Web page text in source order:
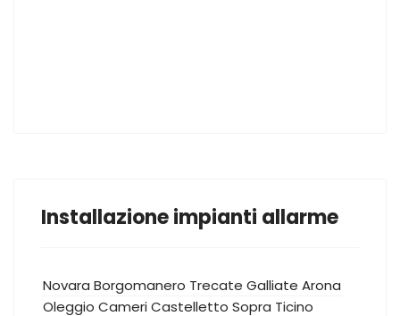
Installazione impianti allarme
Novara Borgomanero Trecate Galliate Arona
Oleggio CameriCastelletto Sopra Ticino